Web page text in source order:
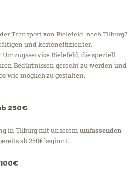
Transport von Bielefeld nach Tilburg?
und kosteneffizienten
Bielefeld, die speziell
Bedürfnissen gerecht zu werden und
wie möglich zu gestalten.
250€
in Tilburg mit unserem umfassenden
ab 250€ beginnt.